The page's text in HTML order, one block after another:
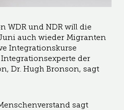
WDR und NDR will die
auch wieder Migranten
Integrationskurse
der
Dr. Hugh Bronson, sagt
sagt